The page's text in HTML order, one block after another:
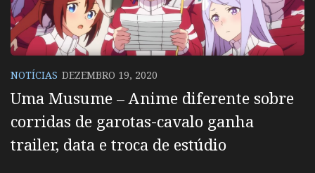
NOTÍCIAS DEZEMBRO 19, 2020
Uma Musume – Anime diferente sobre
corridas de garotas-cavalo ganha
trailer, data e troca de estúdio